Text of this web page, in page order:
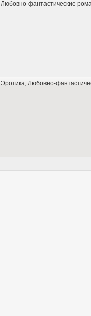
Любовно-фантастические
Эротика Любовно-